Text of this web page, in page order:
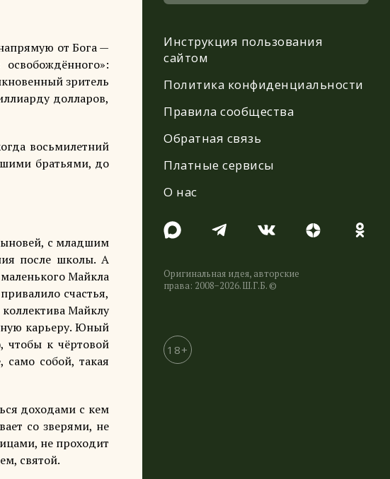
Инструкция пользования
сайтом
Политика конфиденциальности
Правила сообщества
Обратная связь
Платные сервисы
О нас
Оригинальная идея, авторские
права: 2008−2026. Ш.Г.Б. ©
18+
от Бога —
зритель
долларов,
восьмилетний
братьями, до
с младшим
после школы. А
Майкла
счастья,
коллектива Майклу
карьеру. Юный
чтобы к чёртовой
само собой, такая
доходами с кем
со зверями, не
не проходит
святой.